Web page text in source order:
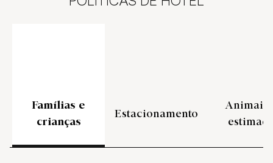
Famílias e
crianças
Estacionamento
Animais